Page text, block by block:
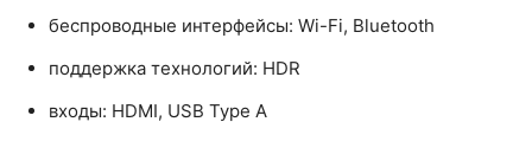
беспроводные интерфейсы: Wi-Fi, Bluetooth
поддержка технологий: HDR
входы: HDMI, USB Type A